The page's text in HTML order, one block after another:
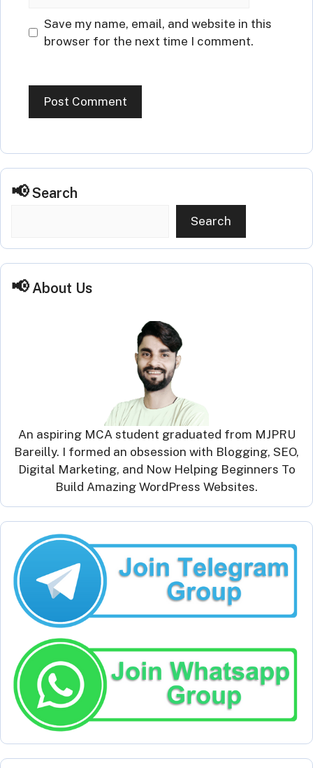
Website
Save my name, email, and website in this
browser for the next time I comment.
Search
Search
About Us
An aspiring MCA student graduated from MJPRU
Bareilly. I formed an obsession with Blogging, SEO,
Digital Marketing, and Now Helping Beginners To
Build Amazing WordPress Websites.